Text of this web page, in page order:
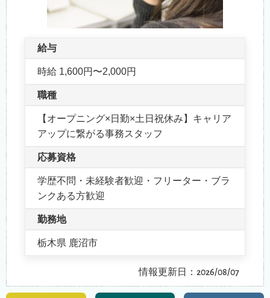
給与
時給 1,600円〜2,000円
職種
【オープニング×日勤×土日祝休み】キャリア
アップに繋がる事務スタッフ
応募資格
学歴不問・未経験者歓迎・フリーター・ブラ
ンクある方歓迎
勤務地
栃木県 鹿沼市
情報更新日：2026/08/07